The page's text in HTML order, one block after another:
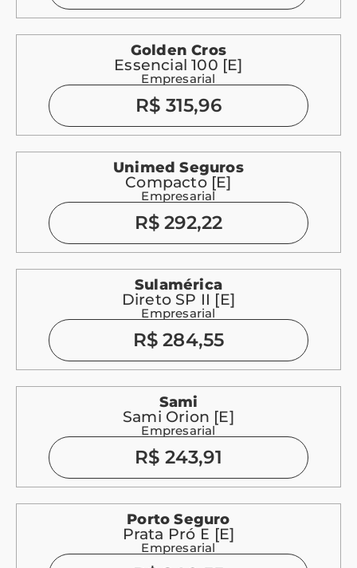
Golden Cros
Essencial 100 [E]
Empresarial
R$ 315,96
Unimed Seguros
Compacto [E]
Empresarial
R$ 292,22
Sulamérica
Direto SP II [E]
Empresarial
R$ 284,55
Sami
Sami Orion [E]
Empresarial
R$ 243,91
Porto Seguro
Prata Pró E [E]
Empresarial